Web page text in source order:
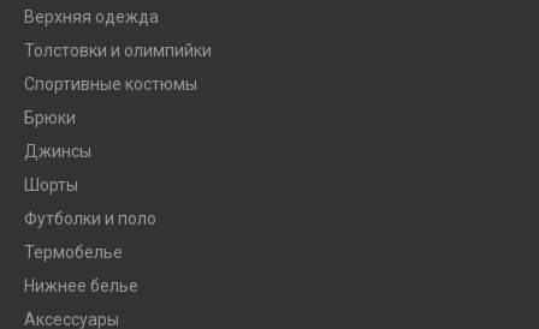
Верхняя одежда
Толстовки и олимпийки
Спортивные костюмы
Брюки
Джинсы
Шорты
Футболки и поло
Термобелье
Нижнее белье
Аксессуары